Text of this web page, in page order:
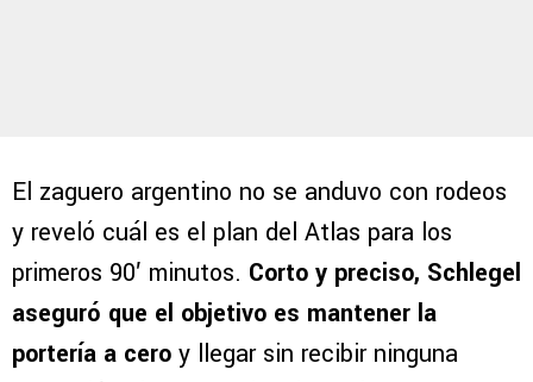
El zaguero argentino no se anduvo con rodeos
y reveló cuál es el plan del Atlas para los
primeros 90′ minutos. Corto y preciso, Schlegel
aseguró que el objetivo es mantener la
portería a cero y llegar sin recibir ninguna